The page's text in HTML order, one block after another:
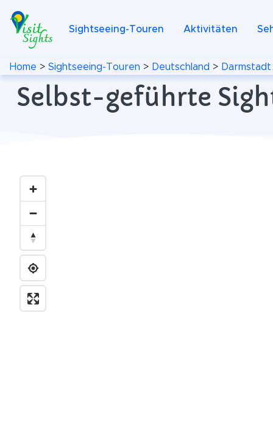
Sightseeing-Touren Aktivitäten
Home > Sightseeing-Touren > Deutschland > Darmstadt
Selbst-geführte